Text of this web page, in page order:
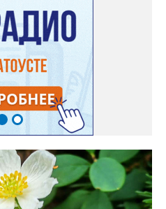
мелкой корой. Семена
Если иногда срезать
вокруг куртины, лаванда
секрет – этот символ
Добавляйте в посадочную
хороший дренаж. В первый год
убирать, чтобы силы куста
системы. А со второго года
Фото: Екатерина Бойко,
Обсуждение новости здесь